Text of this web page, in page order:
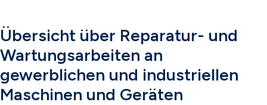
Übersicht über Reparatur- und
Wartungsarbeiten an
gewerblichen und industriellen
Maschinen und Geräten